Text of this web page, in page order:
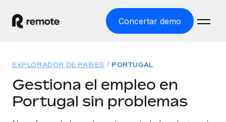
Concertar demo
EMPLEO GLOBAL
Nómina global
Soluciones
EXPLORADOR DE PAÍSES PORTUGAL
Gestiona el empleo en
Portugal sin problemas